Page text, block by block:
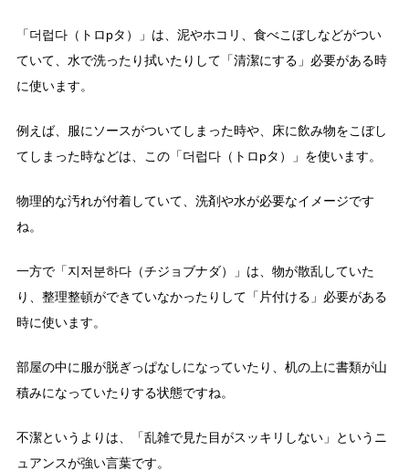
「더럽다（トロpタ）」は、泥やホコリ、食べこぼしなどがつい
ていて、水で洗ったり拭いたりして「清潔にする」必要がある時
に使います。
例えば、服にソースがついてしまった時や、床に飲み物をこぼし
てしまった時などは、この「더럽다（トロpタ）」を使います。
物理的な汚れが付着していて、洗剤や水が必要なイメージです
ね。
一方で「지저분하다（チジョブナダ）」は、物が散乱していた
り、整理整頓ができていなかったりして「片付ける」必要がある
時に使います。
部屋の中に服が脱ぎっぱなしになっていたり、机の上に書類が山
積みになっていたりする状態ですね。
不潔というよりは、「乱雑で見た目がスッキリしない」というニ
ュアンスが強い言葉です。